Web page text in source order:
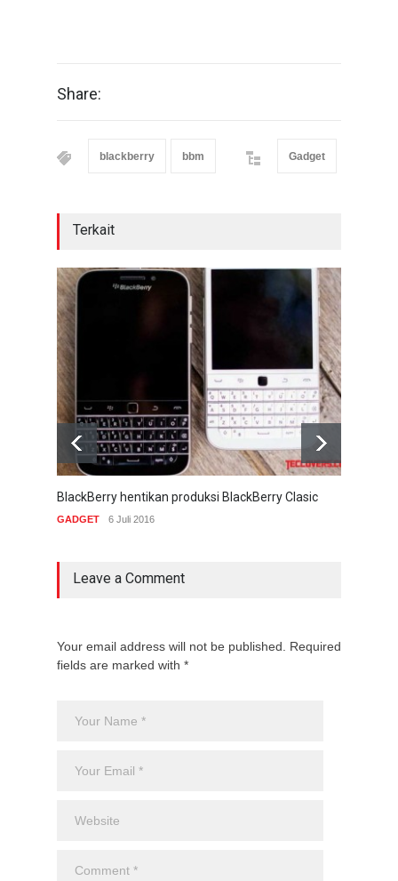
Share:
blackberry bbm Gadget
Terkait
BlackBerry hentikan produksi BlackBerry Clasic
GADGET 6 Juli 2016
Leave a Comment
Your email address will not be published. Required
fields are marked with *